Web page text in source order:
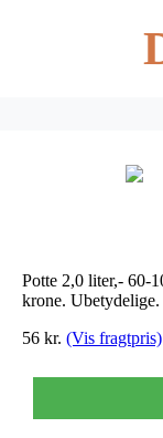
Potte 2,0 liter,- 60-
krone.
56 kr. (Vis fragtpris)